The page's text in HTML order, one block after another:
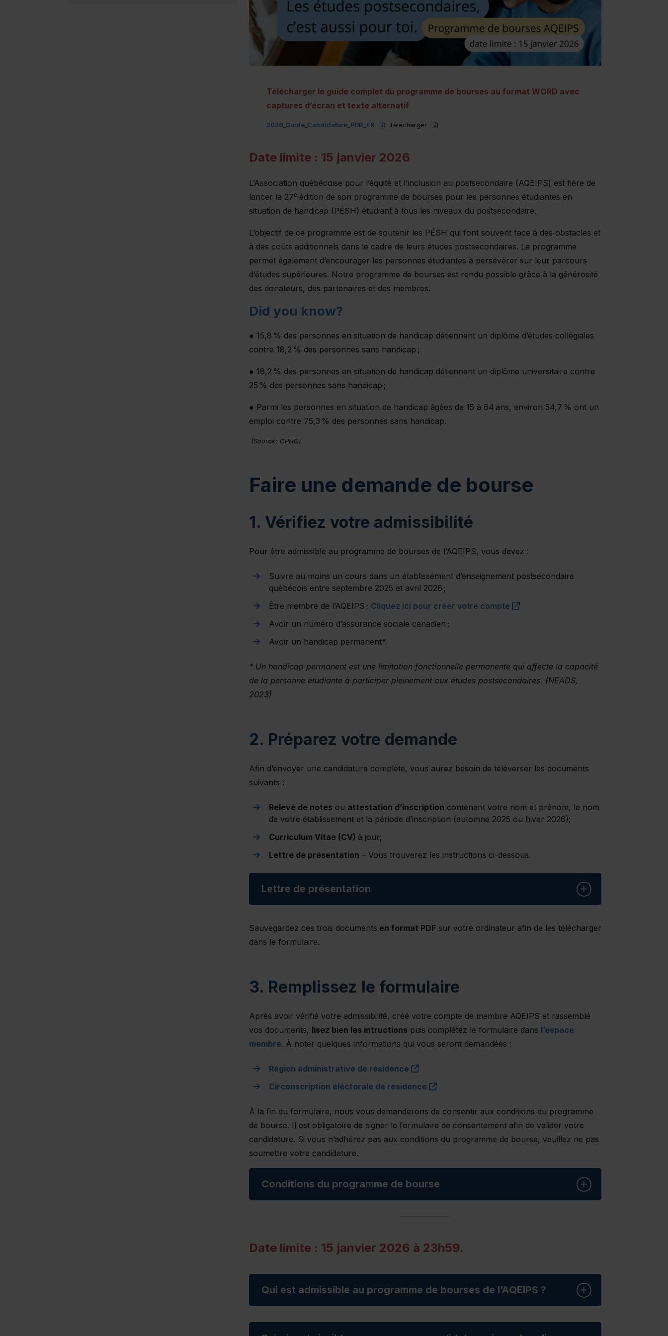
Télécharger le guide complet du programme de bourses au format WORD avec
captures d’écran et texte alternatif
2026_Guide_Candidature_PDB_FR (docx)
Télécharger (docx)
Date limite : 15 janvier 2026
L’Association québécoise pour l’équité et l’inclusion au postsecondaire (AQEIPS) est fière de
lancer la 27e édition de son programme de bourses pour les personnes étudiantes en
situation de handicap (PÉSH) étudiant à tous les niveaux du postsecondaire.
L’objectif de ce programme est de soutenir les PÉSH qui font souvent face à des obstacles et
à des coûts additionnels dans le cadre de leurs études postsecondaires. Le programme
permet également d’encourager les personnes étudiantes à persévérer sur leur parcours
d’études supérieures. Notre programme de bourses est rendu possible grâce à la générosité
des donateurs, des partenaires et des membres.
Did you know?
● 15,8 % des personnes en situation de handicap détiennent un diplôme d’études collégiales
contre 18,2 % des personnes sans handicap ;
● 18,2 % des personnes en situation de handicap détiennent un diplôme universitaire contre
25 % des personnes sans handicap ;
● Parmi les personnes en situation de handicap âgées de 15 à 64 ans, environ 54,7 % ont un
emploi contre 75,3 % des personnes sans handicap.
(Source : OPHQ)
Faire une demande de bourse
1. Vérifiez votre admissibilité
Pour être admissible au programme de bourses de l’AQEIPS, vous devez :
Suivre au moins un cours dans un établissement d’enseignement postsecondaire
québécois entre septembre 2025 et avril 2026 ;
Être membre de l’AQEIPS ; Cliquez ici pour créer votre compte
(this link will open in a new window)"
Avoir un numéro d’assurance sociale canadien ;
Avoir un handicap permanent*.
* Un handicap permanent est une limitation fonctionnelle permanente qui affecte la capacité
de la personne étudiante à participer pleinement aux études postsecondaires. (NEADS,
2023)
2. Préparez votre demande
Afin d’envoyer une candidature complète, vous aurez besoin de téléverser les documents
suivants :
Relevé de notes ou attestation d’inscription contenant votre nom et prénom, le nom
de votre établissement et la période d’inscription (automne 2025 ou hiver 2026);
Curriculum Vitae (CV) à jour;
Lettre de présentation – Vous trouverez les instructions ci-dessous.
Lettre de présentation
Sauvegardez ces trois documents en format PDFsur votre ordinateur afin de les télécharger
dans le formulaire.
3. Remplissez le formulaire
Après avoir vérifié votre admissibilité, créé votre compte de membre AQEIPS et rassemblé
vos documents, lisez bien les intructions puis complétez le formulaire dans l’espace
membre. À noter quelques informations qui vous seront demandées :
Région administrative de résidence
(this link will open in a new window)"
Circonscription éléctorale de résidence
(this link will open in a new window)"
À la fin du formulaire, nous vous demanderons de consentir aux conditions du programme
de bourse. Il est obligatoire de signer le formulaire de consentement afin de valider votre
candidature. Si vous n’adhérez pas aux conditions du programme de bourse, veuillez ne pas
soumettre votre candidature.
Conditions du programme de bourse
Date limite : 15 janvier 2026 à 23h59.
Qui est admissible au programme de bourses de l’AQEIPS ?